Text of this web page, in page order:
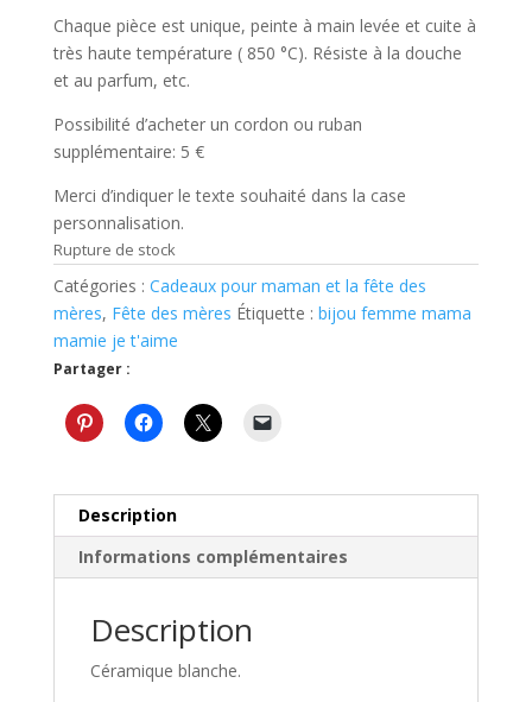
Chaque pièce est unique, peinte à main levée et cuite à
très haute température ( 850 °C). Résiste à la douche
et au parfum, etc.
Possibilité d’acheter un cordon ou ruban
supplémentaire: 5 €
Merci d’indiquer le texte souhaité dans la case
personnalisation.
Rupture de stock
Catégories : Cadeaux pour maman et la fête des
mères, Fête des mères Étiquette : bijou femme mama
mamie je t'aime
Partager :
Description
Informations complémentaires
Description
Céramique blanche.